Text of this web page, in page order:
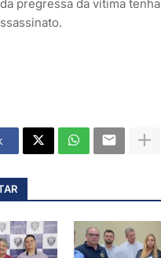
pregressa da vítima tenha